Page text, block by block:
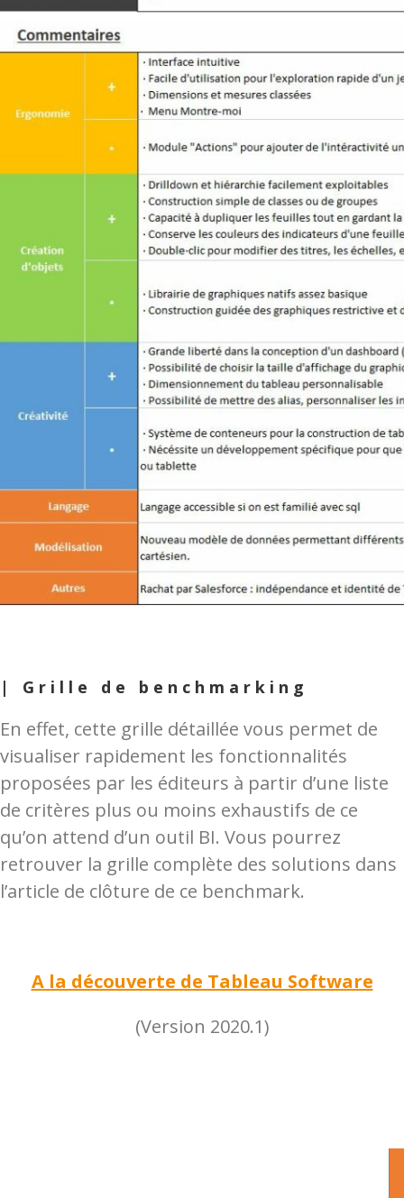
| Grille de benchmarking
En effet, cette grille détaillée vous permet de
visualiser rapidement les fonctionnalités
proposées par les éditeurs à partir d’une liste
de critères plus ou moins exhaustifs de ce
qu’on attend d’un outil BI. Vous pourrez
retrouver la grille complète des solutions dans
l’article de clôture de ce benchmark.
A la découverte de Tableau Software
(Version 2020.1)